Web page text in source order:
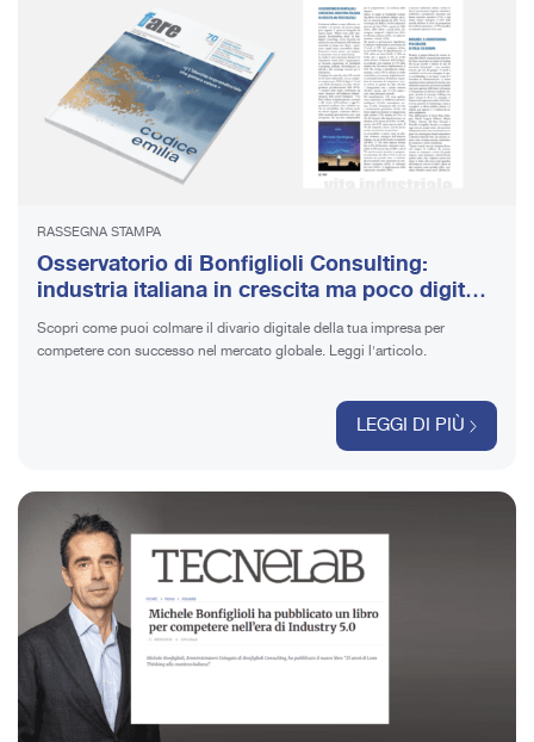
RASSEGNA STAMPA
Osservatorio di Bonfiglioli Consulting:
industria italiana in crescita ma poco digitale
| 12/2025 Fare n. 70
Scopri come puoi colmare il divario digitale della tua impresa per
competere con successo nel mercato globale. Leggi l'articolo.
LEGGI DI PIÙ